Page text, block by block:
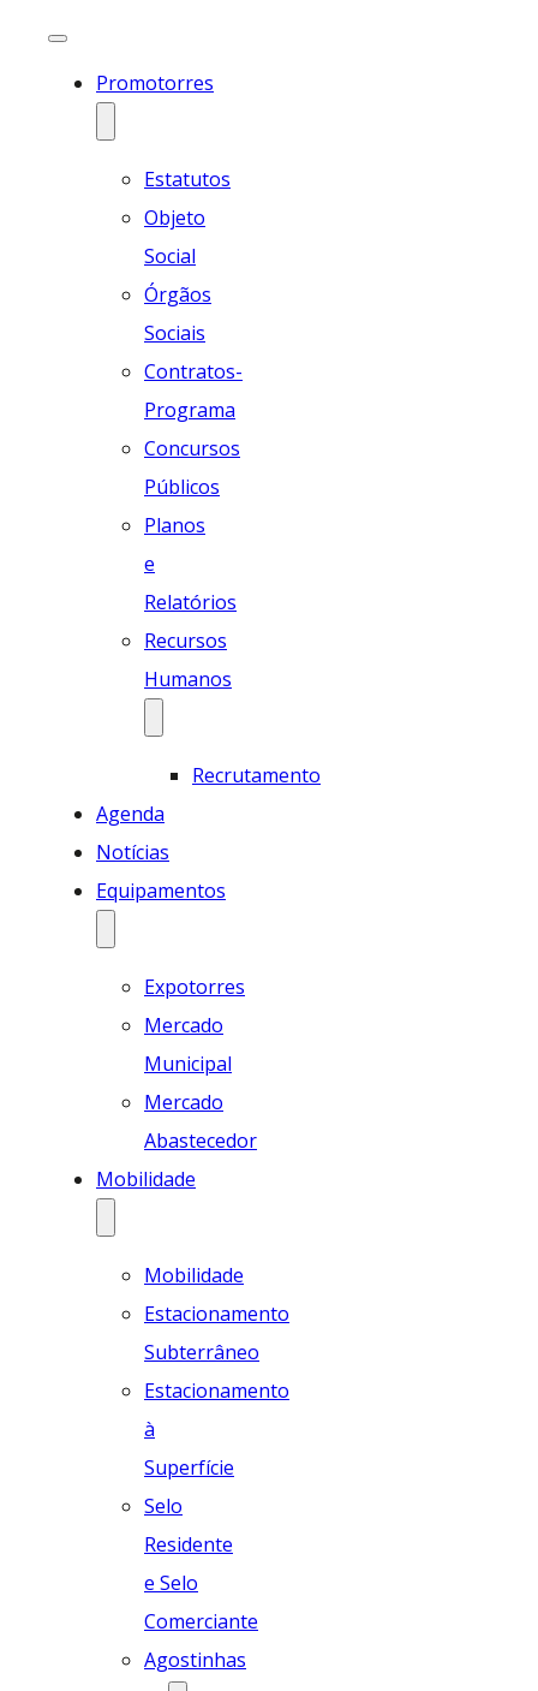
Promotorres
Estatutos
Objeto
Social
Órgãos
Sociais
Contratos-
Programa
Concursos
Públicos
Planos
e
Relatórios
Recursos
Humanos
Recrutamento
Agenda
Notícias
Equipamentos
Expotorres
Mercado
Municipal
Mercado
Abastecedor
Mobilidade
Mobilidade
Estacionamento
Subterrâneo
Estacionamento
à
Superfície
Selo
Residente
e Selo
Comerciante
Agostinhas